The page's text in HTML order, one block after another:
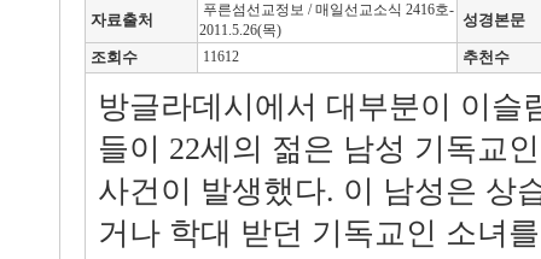
자료출처
푸른섬선교정보 / 매일선교소식 2416호-
2011.5.26(목)
성경본문
조회수 11612 추천수
방글라데시에서 대부분이 이슬
들이 22세의 젊은 남성 기독교
사건이 발생했다. 이 남성은 상
거나 학대 받던 기독교인 소녀